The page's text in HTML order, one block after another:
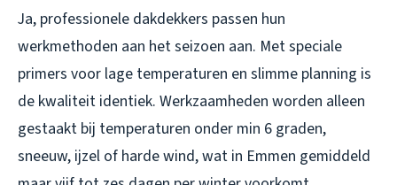
Ja, professionele dakdekkers passen hun
werkmethoden aan het seizoen aan. Met speciale
primers voor lage temperaturen en slimme planning is
de kwaliteit identiek. Werkzaamheden worden alleen
gestaakt bij temperaturen onder min 6 graden,
sneeuw, ijzel of harde wind, wat in Emmen gemiddeld